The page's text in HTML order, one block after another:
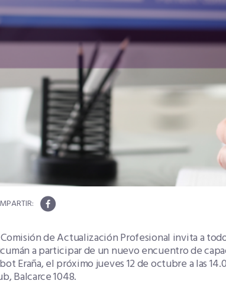
de Actualización Profesional invita a
a participar de un nuevo encuentro de
Eraña, el próximo jueves 12 de octubre a las
Balcarce 1048.